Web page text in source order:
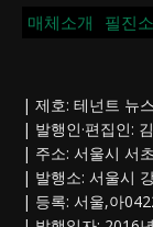
매체소개 필진
| 제호: 테넌트 뉴스
| 발행인·편집인:
| 주소: 서울시 서
| 발행소: 서울시
| 등록: 서울,아